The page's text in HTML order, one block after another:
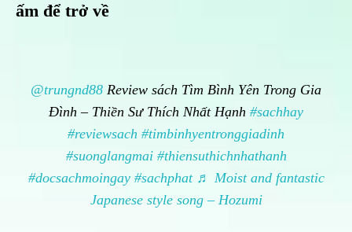
ấm để trở về
@trungnd88 Review sách Tìm Bình Yên Trong Gia
Đình – Thiền Sư Thích Nhất Hạnh #sachhay
#reviewsach #timbinhyentronggiadinh
#suonglangmai #thiensuthichnhathanh
#docsachmoingay #sachphat ♬ Moist and fantastic
Japanese style song – Hozumi